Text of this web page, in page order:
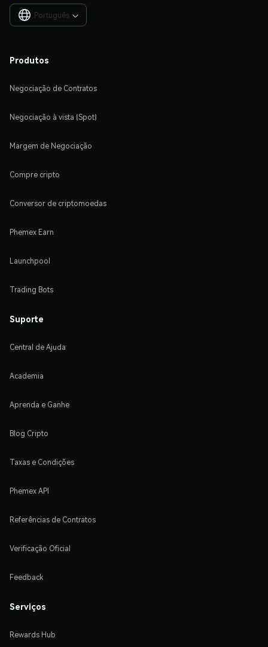
Português 
Produtos
Negociação de Contratos
Negociação à vista (Spot)
Margem de Negociação
Compre cripto
Conversor de criptomoedas
Phemex Earn
Launchpool
Trading Bots
Suporte
Central de Ajuda
Academia
Aprenda e Ganhe
Blog Cripto
Taxas e Condições
Phemex API
Referências de Contratos
Verificação Oficial
Feedback
Serviços
Rewards Hub